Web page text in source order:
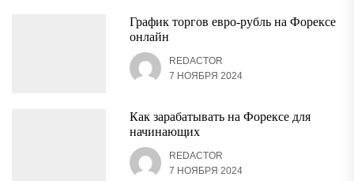
График торгов евро-рубль на Форексе
онлайн
REDACTOR
7 НОЯБРЯ 2024
Как зарабатывать на Форексе для
начинающих
REDACTOR
7 НОЯБРЯ 2024